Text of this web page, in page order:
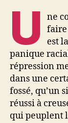
U
ne
faire
est
panique
répression
dans une
fossé, qu’un
réussi à
qui peuplent